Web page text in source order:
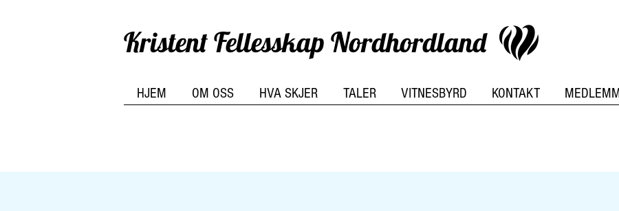
Kristent Fellesskap Nordhordland
HJEM OM OSS HVA SKJER TALER VITNESBYRD KONTAKT